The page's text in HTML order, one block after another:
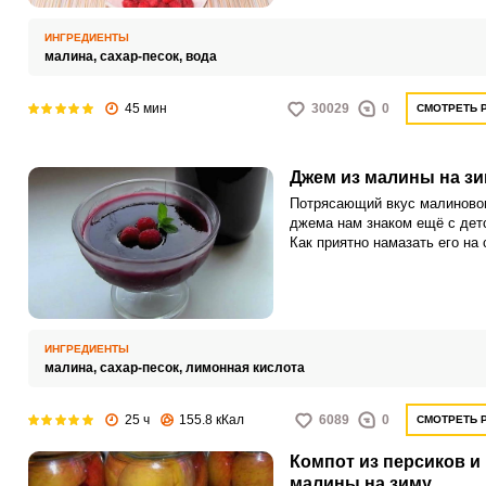
ИНГРЕДИЕНТЫ
малина, сахар-песок, вода
45 мин 30029 0 СМОТРЕТЬ
Джем из малины на
Потрясающий вкус
джема нам знаком ещё с
Как приятно намазать его на
ИНГРЕДИЕНТЫ
малина, сахар-песок, лимонная кислота
25 ч 155.8 кКал 6089 0 СМОТРЕТЬ
Компот из персиков и